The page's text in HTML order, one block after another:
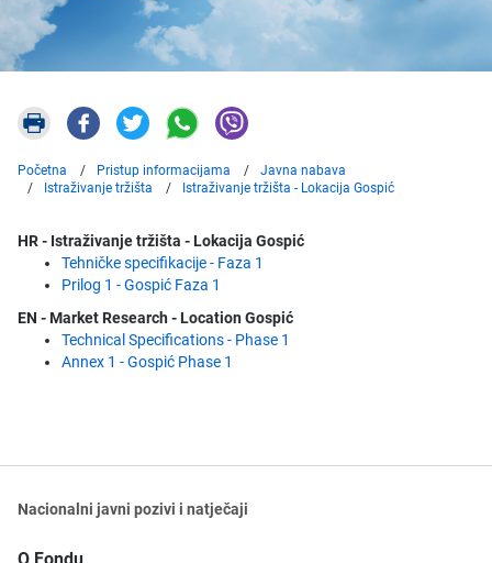
Početna Pristup informacijama
Javna nabava
Istraživanje tržišta
Istraživanje tržišta - Lokacija Gospić
HR - Istraživanje tržišta - Lokacija Gospić
Tehničke specifikacije - Faza 1
Prilog 1 - Gospić Faza 1
EN - Market Research - Location Gospić
Technical Specifications - Phase 1
Annex 1 - Gospić Phase 1
Nacionalni javni pozivi i natječaji